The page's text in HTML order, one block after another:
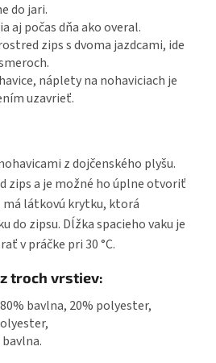
do jari.
aj počas dňa ako overal.
zips s dvoma jazdcami, ide
náplety na nohaviciach je
uzavrieť.
z dojčenského plyšu.
zips a je možné ho úplne otvoriť
má látkovú krytku, ktorá
do zipsu. Dĺžka spacieho vaku je
v práčke pri 30 °C.
troch vrstiev:
bavlna, 20% polyester,